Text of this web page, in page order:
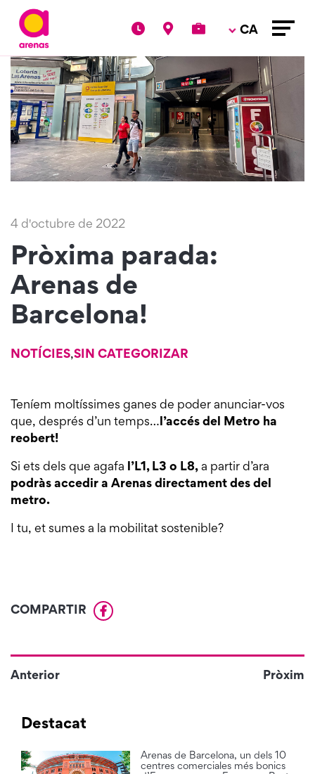
CA
4 d'octubre de 2022
Pròxima parada:
Arenas de
Barcelona!
NOTÍCIES,SIN CATEGORIZAR
Teníem moltíssimes ganes de poder anunciar-vos
que, després d’un temps…l’accés del Metro ha
reobert!
Si ets dels que agafa l’L1, L3 o L8, a partir d’ara
podràs accedir a Arenas directament des del
metro.
I tu, et sumes a la mobilitat sostenible?
COMPARTIR
Anterior Pròxim
Destacat
Arenas de Barcelona, un dels 10
centres comerciales més bonics